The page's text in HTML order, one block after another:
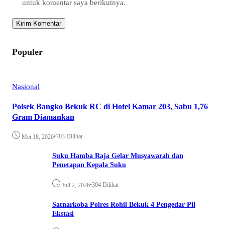
untuk komentar saya berikutnya.
Populer
Nasional
Polsek Bangko Bekuk RC di Hotel Kamar 203, Sabu 1,76
Gram Diamankan
Mei 18, 2026•703 Dilihat
Suku Hamba Raja Gelar Musyawarah dan
Penetapan Kepala Suku
Juli 2, 2026•304 Dilihat
Satnarkoba Polres Rohil Bekuk 4 Pengedar Pil
Ekstasi